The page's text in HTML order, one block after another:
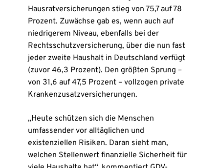
Hausratversicherungen stieg von 75,7 auf 78
Prozent. Zuwächse gab es, wenn auch auf
niedrigerem Niveau, ebenfalls bei der
Rechtsschutzversicherung, über die nun fast
jeder zweite Haushalt in Deutschland verfügt
(zuvor 46,3 Prozent). Den größten Sprung –
von 31,6 auf 47,5 Prozent – vollzogen private
Krankenzusatzversicherungen.
„Heute schützen sich die Menschen
umfassender vor alltäglichen und
existenziellen Risiken. Daran sieht man,
welchen Stellenwert finanzielle Sicherheit für